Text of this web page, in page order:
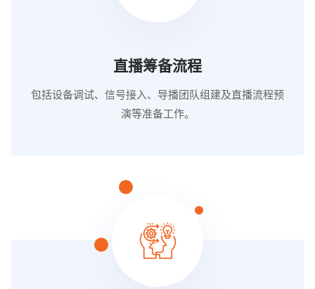
直播筹备流程
包括设备调试、信号接入、导播团队组建及直播流程预
演等准备工作。